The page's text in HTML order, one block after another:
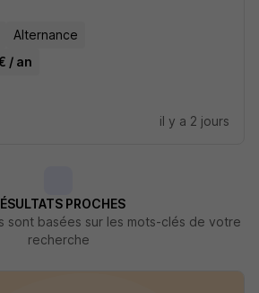
Alternance
/ an
il y a 2 jours
PROCHES
sont basées sur les mots-clés de votre
recherche